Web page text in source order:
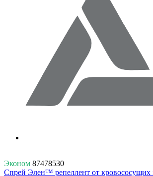
Эконом 87478530
Спрей Элен™ репеллент от кровососущих